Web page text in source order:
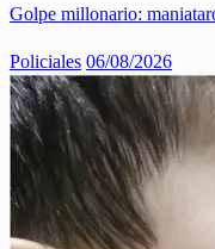
Golpe millonario:
Policiales 06/08/2026